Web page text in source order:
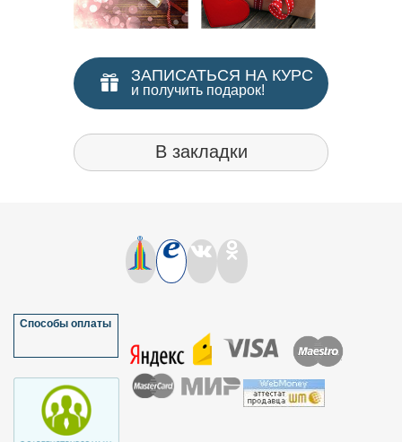
ЗАПИСАТЬСЯ НА КУРС
и получить подарок!
В закладки
Способы оплаты